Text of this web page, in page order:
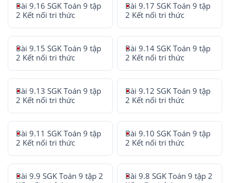
Bài 9.16 SGK Toán 9 tập
2 Kết nối tri thức
Bài 9.17 SGK Toán 9 tập
2 Kết nối tri thức
Bài 9.15 SGK Toán 9 tập
2 Kết nối tri thức
Bài 9.14 SGK Toán 9 tập
2 Kết nối tri thức
Bài 9.13 SGK Toán 9 tập
2 Kết nối tri thức
Bài 9.12 SGK Toán 9 tập
2 Kết nối tri thức
Bài 9.11 SGK Toán 9 tập
2 Kết nối tri thức
Bài 9.10 SGK Toán 9 tập
2 Kết nối tri thức
Bài 9.9 SGK Toán 9 tập 2
Bài 9.8 SGK Toán 9 tập 2